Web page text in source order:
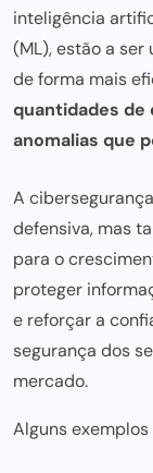
inteligência
(ML), estão a ser
de forma mais
quantidades de
anomalias que
A
defensiva, mas
para o
proteger
e reforçar a
segurança dos
mercado.
Alguns